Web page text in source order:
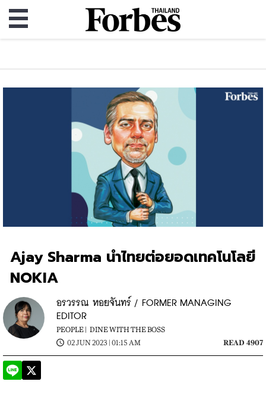
Ajay Sharma นำไทยต่อยอดเทคโนโลยี
NOKIA
อรวรรณ หอยจันทร์ / FORMER MANAGING
EDITOR
PEOPLE | DINE WITH THE BOSS
02 JUN 2023 | 01:15 AM
READ 4907